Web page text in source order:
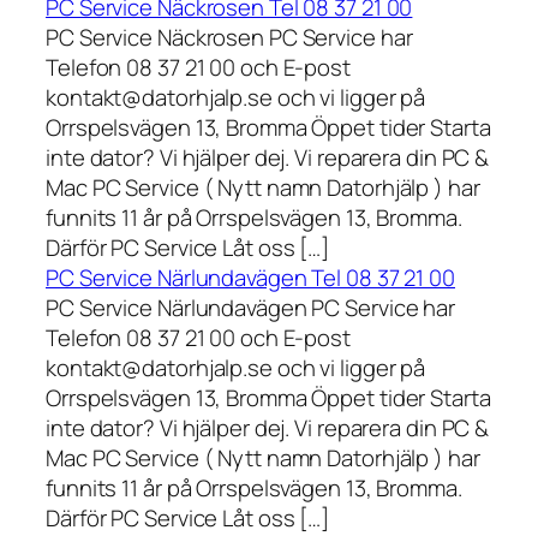
PC Service Näckrosen Tel 08 37 21 00
PC Service Näckrosen PC Service har
Telefon 08 37 21 00 och E-post
kontakt@datorhjalp.se och vi ligger på
Orrspelsvägen 13, Bromma Öppet tider Starta
inte dator? Vi hjälper dej. Vi reparera din PC &
Mac PC Service ( Nytt namn Datorhjälp ) har
funnits 11 år på Orrspelsvägen 13, Bromma.
Därför PC Service Låt oss […]
PC Service Närlundavägen Tel 08 37 21 00
PC Service Närlundavägen PC Service har
Telefon 08 37 21 00 och E-post
kontakt@datorhjalp.se och vi ligger på
Orrspelsvägen 13, Bromma Öppet tider Starta
inte dator? Vi hjälper dej. Vi reparera din PC &
Mac PC Service ( Nytt namn Datorhjälp ) har
funnits 11 år på Orrspelsvägen 13, Bromma.
Därför PC Service Låt oss […]